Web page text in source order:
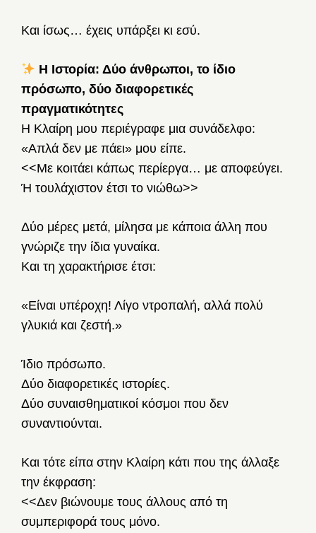
Και ίσως… έχεις υπάρξει κι εσύ.
Η Ιστορία: Δύο άνθρωποι, το ίδιο
πρόσωπο, δύο διαφορετικές
πραγματικότητες
Η Κλαίρη μου περιέγραφε μια συνάδελφο:
«Απλά δεν με πάει» μου είπε.
<<Με κοιτάει κάπως περίεργα… με αποφεύγει.
Ή τουλάχιστον έτσι το νιώθω>>
Δύο μέρες μετά, μίλησα με κάποια άλλη που
γνώριζε την ίδια γυναίκα.
Και τη χαρακτήρισε έτσι:
«Είναι υπέροχη! Λίγο ντροπαλή, αλλά πολύ
γλυκιά και ζεστή.»
Ίδιο πρόσωπο.
Δύο διαφορετικές ιστορίες.
Δύο συναισθηματικοί κόσμοι που δεν
συναντιούνται.
Και τότε είπα στην Κλαίρη κάτι που της άλλαξε
την έκφραση:
<<Δεν βιώνουμε τους άλλους από τη
συμπεριφορά τους μόνο.